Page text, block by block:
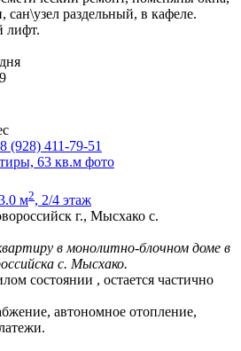
раздельный, в кафеле.
лифт.
8 (928) 411-79-51
м2, 2/4 этаж
г., Мысхако с.
в монолитно-блочном доме в
с. Мысхако.
состоянии , остается частично
автономное отопление,